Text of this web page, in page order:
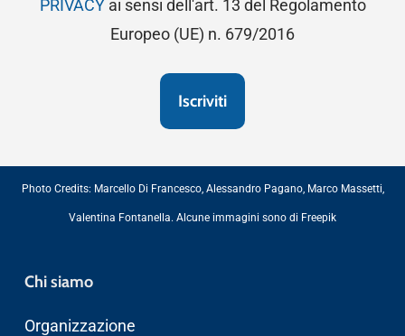
PRIVACYai sensi dell'art. 13 del Regolamento
Europeo (UE) n. 679/2016
Photo Credits: Marcello Di Francesco, Alessandro Pagano, Marco Massetti,
Valentina Fontanella. Alcune immagini sono di Freepik
Chi siamo
Organizzazione